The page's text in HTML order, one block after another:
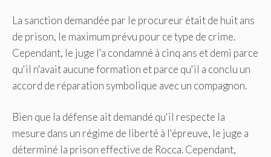
La sanction demandée par le procureur était de huit ans
de prison, le maximum prévu pour ce type de crime.
Cependant, le juge l'a condamné à cinq ans et demi parce
qu'il n'avait aucune formation et parce qu'il a conclu un
accord de réparation symbolique avec un compagnon.
Bien que la défense ait demandé qu'il respecte la
mesure dans un régime de liberté à l'épreuve, le juge a
déterminé la prison effective de Rocca. Cependant,